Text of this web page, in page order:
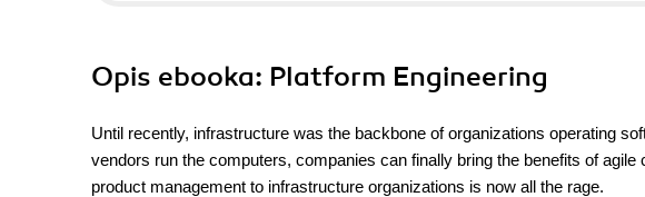
Opis ebooka: Platform Engineering
Until recently, infrastructure was the backbone of organizations operating
vendors run the computers, companies can finally bring the benefits of
product management to infrastructure organizations is now all the rage.